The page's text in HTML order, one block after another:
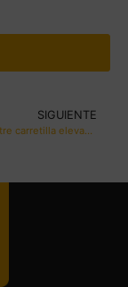
SIGUIENTE
Diferencias entre carretilla elevadora eléctrica y de combustible